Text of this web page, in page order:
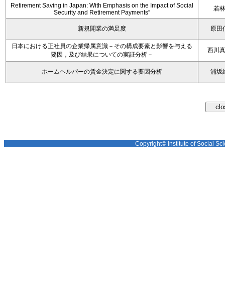
Retirement Saving in Japan: With Emphasis on the Impact of Social
Security and Retirement Payments”
若
新規開業の満足度 原田
日本における正社員の企業帰属意識－その構成要素と影響を与える
要因，及び結果についての実証分析－
西川
ホームヘルパーの賃金決定に関する要因分析 浦坂
Copyright© Institute of Social